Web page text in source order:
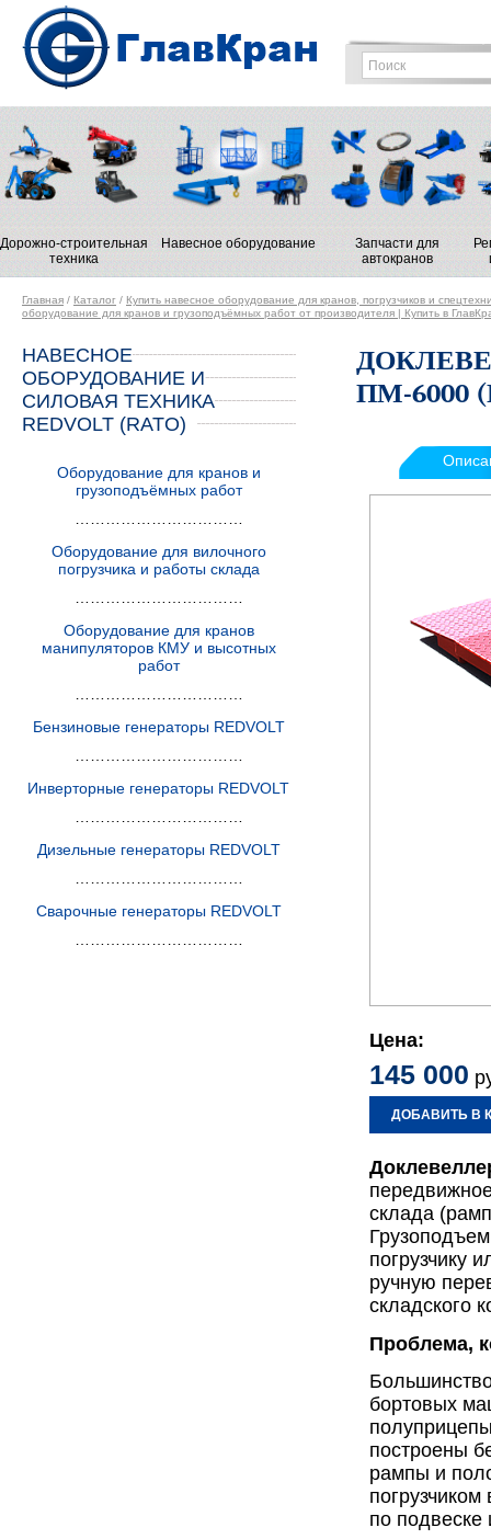
Дорожно-строительная
техника
Навесное оборудование
Запчасти для
автокранов
Главная / Каталог / Купить навесное оборудование для кранов, погрузчиков и
оборудование для кранов и грузоподъёмных работ от производителя | Купить в
НАВЕСНОЕ
ОБОРУДОВАНИЕ И
СИЛОВАЯ ТЕХНИКА
REDVOLT (RATO)
Оборудование для кранов и
грузоподъёмных работ
Оборудование для вилочного
погрузчика и работы склада
Оборудование для кранов
манипуляторов КМУ и высотных
работ
Бензиновые генераторы REDVOLT
Инверторные генераторы REDVOLT
Дизельные генераторы REDVOLT
Сварочные генераторы REDVOLT
ПМ-6000
Цена:
145 000
ДОБАВИТЬ В
склада
погрузчику
ручную
складского
Проблема,
бортовых
построены
рампы и
по подвеске